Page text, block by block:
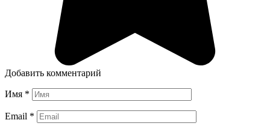
Добавить комментарий
Имя *
Email *